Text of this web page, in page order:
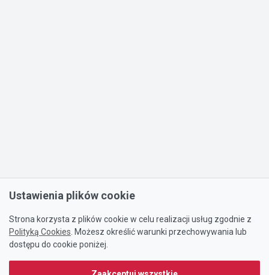
Ustawienia plików cookie
Strona korzysta z plików cookie w celu realizacji usług zgodnie z
Polityką Cookies . Możesz określić warunki przechowywania lub
dostępu do cookie poniżej.